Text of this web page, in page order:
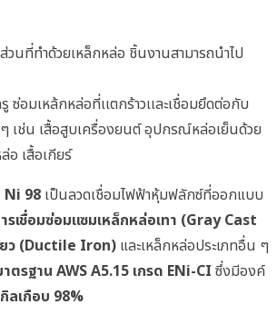
วนที่ทำด้วยเหล็กหล่อ ชิ้นงานสามารถนำไป
ซ่อมเหล้กหล่อที่เเตกร้าวเเละเชื่อมยึดต่อกับ
ๆ เช่น เสื้อสูบเครื่องยนต์ อุปกรณ์หล่อเย็นด้วย
อ เสื้อเกียร์
Ni 98 เป็นลวดเชื่อมไฟฟ้าหุ้มฟลักซ์ที่ออกแบบ
รเชื่อมซ่อมแซมเหล็กหล่อเทา (Gray Cast
ว (Ductile Iron) และเหล็กหล่อประเภทอื่น ๆ
ตรฐาน AWS A5.15 เกรด ENi-CI ซึ่งมีองค์
ลเกือบ 98%